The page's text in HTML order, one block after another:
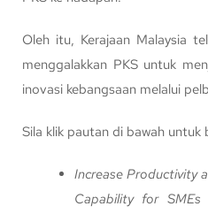
Oleh itu, Kerajaan Malaysia
menggalakkan PKS untuk
inovasi kebangsaan melalui
Sila klik pautan di bawah untuk
Increase Productivity
Capability for SMEs